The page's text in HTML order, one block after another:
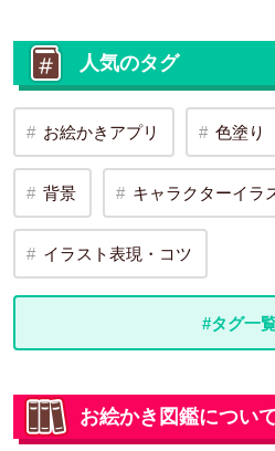
人気のタグ
お絵かきアプリ 色塗り
背景 キャラクターイラ
イラスト表現・コツ
#タグ一
お絵かき図鑑につい